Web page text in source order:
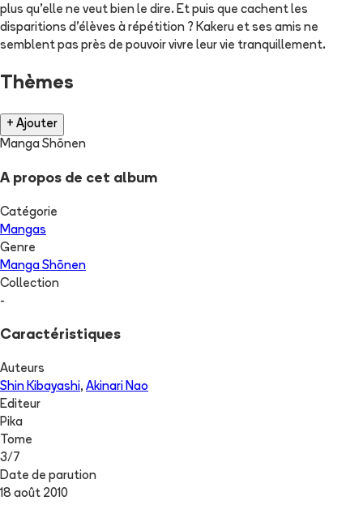
plus qu'elle ne veut bien le dire. Et puis que cachent les
disparitions d'élèves à répétition ? Kakeru et ses amis ne
semblent pas près de pouvoir vivre leur vie tranquillement.
Thèmes
+ Ajouter
Manga Shōnen
A propos de cet album
Catégorie
Mangas
Genre
Manga Shōnen
Collection
-
Caractéristiques
Auteurs
Shin Kibayashi, Akinari Nao
Editeur
Pika
Tome
3/ 7
Date de parution
18 août 2010